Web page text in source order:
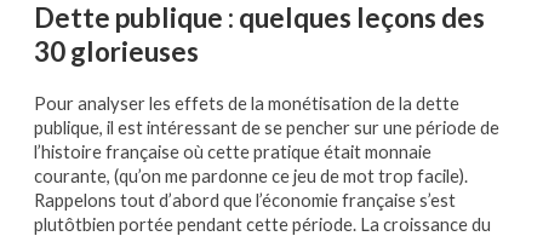
Dette publique : quelques leçons des
30 glorieuses
Pour analyser les effets de la monétisation de la dette
publique, il est intéressant de se pencher sur une période de
l’histoire française où cette pratique était monnaie
courante, (qu’on me pardonne ce jeu de mot trop facile).
Rappelons tout d’abord que l’économie française s’est
plutôtbien portée pendant cette période. La croissance du